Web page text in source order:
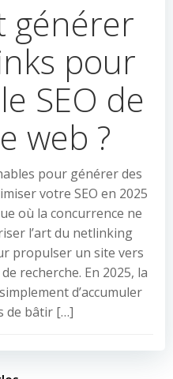
générer
pour
SEO de
web ?
pour générer des
votre SEO en 2025
où la concurrence ne
l’art du netlinking
propulser un site vers
recherche. En 2025, la
d’accumuler
de bâtir […]